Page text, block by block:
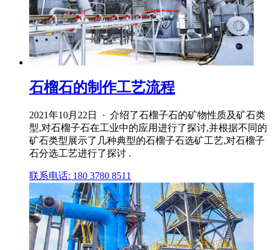
石榴石的制作工艺流程
2021年10月22日 · 介绍了石榴子石的矿物性质及矿石类
型,对石榴子石在工业中的应用进行了探讨,并根据不同的
矿石类型展示了几种典型的石榴子石选矿工艺,对石榴子
石分选工艺进行了探讨 .
联系电话: 180 3780 8511